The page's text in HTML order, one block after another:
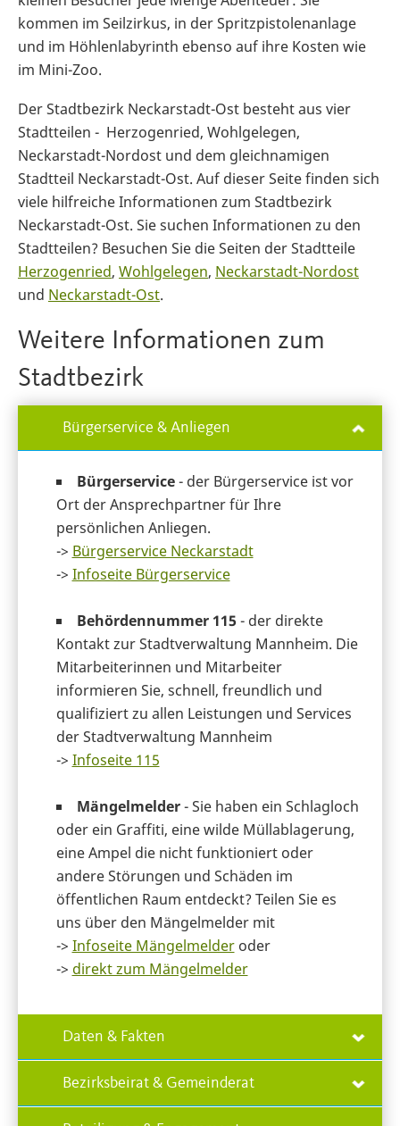
kommen im Seilzirkus, in der Spritzpistolenanlage
und im Höhlenlabyrinth ebenso auf ihre Kosten wie
im Mini-Zoo.
Der Stadtbezirk Neckarstadt-Ost besteht aus vier
Stadtteilen - Herzogenried, Wohlgelegen,
Neckarstadt-Nordost und dem gleichnamigen
Stadtteil Neckarstadt-Ost. Auf dieser Seite finden sich
viele hilfreiche Informationen zum Stadtbezirk
Neckarstadt-Ost. Sie suchen Informationen zu den
Stadtteilen? Besuchen Sie die Seiten der Stadtteile
Herzogenried, Wohlgelegen, Neckarstadt-Nordost
und Neckarstadt-Ost.
Weitere Informationen zum
Stadtbezirk
Bürgerservice & Anliegen
Bürgerservice- der Bürgerservice ist vor
Ort der Ansprechpartner für Ihre
persönlichen Anliegen.
-> Bürgerservice Neckarstadt
-> Infoseite Bürgerservice
Behördennummer 115 - der direkte
Kontakt zur Stadtverwaltung Mannheim. Die
Mitarbeiterinnen und Mitarbeiter
informieren Sie, schnell, freundlich und
qualifiziert zu allen Leistungen und Services
der Stadtverwaltung Mannheim
-> Infoseite 115
Mängelmelder- Sie haben ein Schlagloch
oder ein Graffiti, eine wilde Müllablagerung,
eine Ampel die nicht funktioniert oder
andere Störungen und Schäden im
öffentlichen Raum entdeckt? Teilen Sie es
uns über den Mängelmelder mit
-> Infoseite Mängelmelderoder
-> direkt zum Mängelmelder
Daten & Fakten
Bezirksbeirat & Gemeinderat